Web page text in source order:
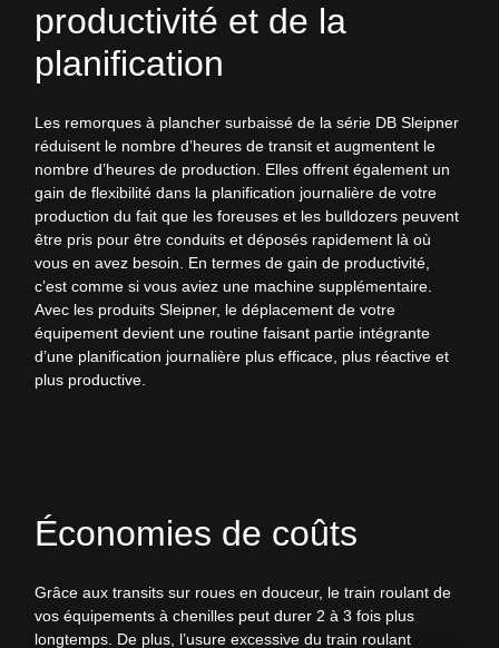
productivité et de la
planification
Les remorques à plancher surbaissé de la série DB Sleipner
réduisent le nombre d’heures de transit et augmentent le
nombre d’heures de production. Elles offrent également un
gain de flexibilité dans la planification journalière de votre
production du fait que les foreuses et les bulldozers peuvent
être pris pour être conduits et déposés rapidement là où
vous en avez besoin. En termes de gain de productivité,
c’est comme si vous aviez une machine supplémentaire.
Avec les produits Sleipner, le déplacement de votre
équipement devient une routine faisant partie intégrante
d’une planification journalière plus efficace, plus réactive et
plus productive.
Économies de coûts
Grâce aux transits sur roues en douceur, le train roulant de
vos équipements à chenilles peut durer 2 à 3 fois plus
longtemps. De plus, l’usure excessive du train roulant